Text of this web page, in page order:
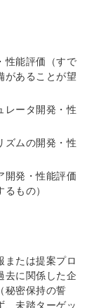
性能評価（すで
があることが望
レータ開発・性
ズムの開発・性
開発・性能評価
もの）
または提案プロ
去に関係した企
秘密保持の誓
、未踏ターゲッ